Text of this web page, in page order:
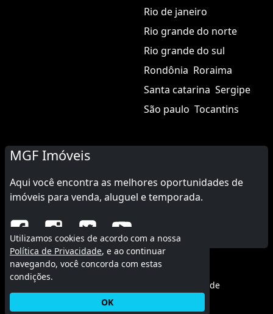
Rio de janeiro
Rio grande do norte
Rio grande do sul
Rondônia Roraima
Santa catarina Sergipe
São paulo Tocantins
MGF Imóveis
Aqui você encontra as melhores oportunidades de
imóveis para venda, aluguel e temporada.
© 2015 - 2026 MGF Imóveis.
Política de privacidade
Utilizamos cookies de acordo com a nossa
Política de Privacidade, e ao continuar
navegando, você concorda com estas
condições.
OK